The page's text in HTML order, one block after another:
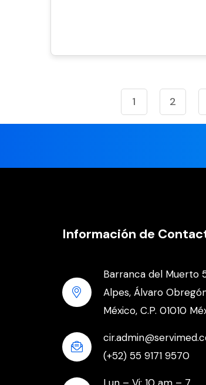
1 2
Información de
Barranca del Muerto
Alpes, Álvaro
México, C.P. 01010
(+52) 55 9171 9570